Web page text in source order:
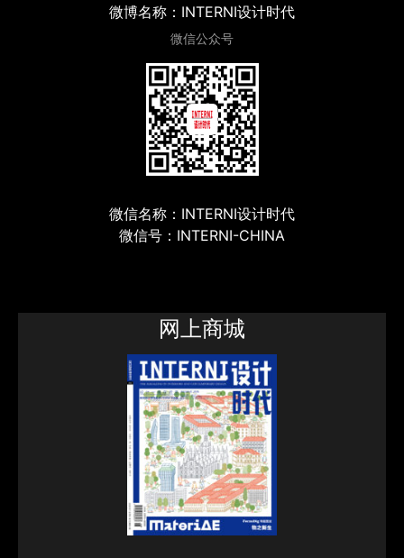
微博名称：INTERNI设计时代
微信公众号
微信名称：INTERNI设计时代
微信号：INTERNI-CHINA
网上商城